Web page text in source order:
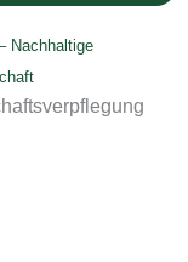
Nachhaltige